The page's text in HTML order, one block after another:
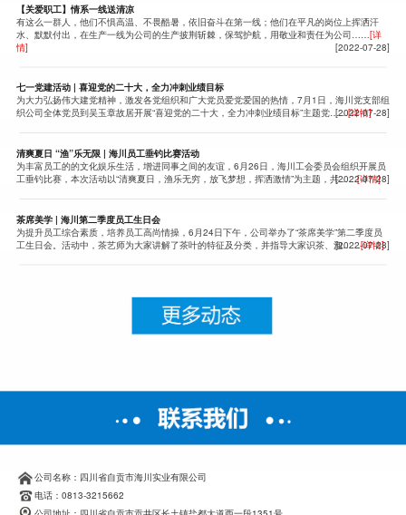
【关爱职工】情系一线送清凉
有这么一群人，他们不惧高温、不畏酷暑，依旧奋斗在第一线；他们在平凡的岗位上挥洒汗
水、默默付出，在生产一线为公司的生产披荆斩棘，保驾护航，用敬业和责任为公司…… [详
情]
[2022-07-28]
七一党建活动 | 喜迎党的二十大，全力冲刺业绩目标
为大力弘扬伟大建党精神，激发各党组织和广大党员爱党爱国的热情，7月1日，海川党支部组
织公司全体党员到吴玉章故居开展“喜迎党的二十大，全力冲刺业绩目标”主题党……[详情]
[2022-07-28]
清爽夏日 “渔”乐无限 | 海川员工垂钓比赛活动
为丰富员工的的文化娱乐生活，增进同事之间的友谊，6月26日，海川工会委员会组织开展员
工垂钓比赛，本次活动以“清爽夏日，渔乐无穷，放飞梦想，挥洒激情”为主题，共……[详情]
[2022-07-28]
茶席美学 | 海川第二季度员工生日会
为提升员工综合素质，培养员工高尚情操，6月24日下午，公司举办了“茶席美学”第二季度员
工生日会。活动中，茶艺师为大家讲解了茶叶的特征及分类，并指导大家识茶、泡……[详情]
[2022-07-28]
公司名称：四川省自贡市海川实业有限公司
电话：0813-3215662